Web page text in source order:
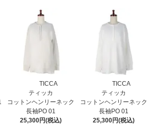
TICCA
ティッカ
コットンヘンリーネック
長袖PO 01
25,300円(税込)
TICCA
ティッカ
コットンヘンリーネック
長袖PO 01
25,300円(税込)